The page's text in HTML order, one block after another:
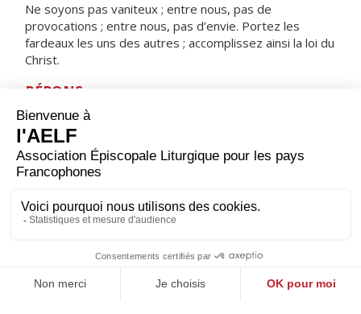
Ne soyons pas vaniteux ; entre nous, pas de
provocations ; entre nous, pas d’envie. Portez les
fardeaux les uns des autres ; accomplissez ainsi la loi du
Christ.
RÉPONS
V/ Qu’il est bon, qu’il est doux pour des frères,
de vivre ensemble et d’être unis.
ORAISON
Seigneur, foyer brûlant de charité, accorde-nous une
que tout et d’aimer nos frères à cause de toi. Par Jésus,